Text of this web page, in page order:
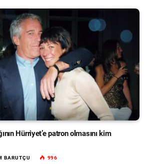
Hürriyet’e patron olmasını kim
BARUTÇU 996